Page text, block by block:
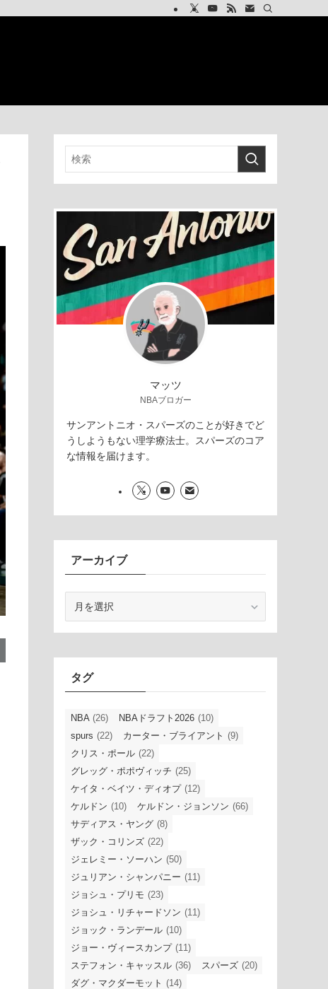
マッツ
NBAブロガー
サンアントニオ・スパーズのことが好きでど
うしようもない理学療法士。スパーズのコア
な情報を届けます。
アーカイブ
ブ
タグ
NBA (26) NBAドラフト2026 (10)
spurs (22) カーター・ブライアント (9)
クリス・ポール (22)
グレッグ・ポポヴィッチ (25)
ケイタ・ベイツ・ディオプ (12)
ケルドン (10) ケルドン・ジョンソン (66)
サディアス・ヤング (8)
ザック・コリンズ (22)
ジェレミー・ソーハン (50)
ジュリアン・シャンパニー (11)
ジョシュ・プリモ (23)
ジョシュ・リチャードソン (11)
ジョック・ランデール (10)
ジョー・ヴィースカンプ (11)
ステフォン・キャッスル (36) スパーズ (20)
ダグ・マクダーモット (14)